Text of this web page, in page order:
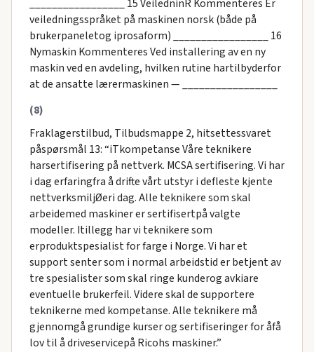
_________________ 15 VeiledninR Kommenteres Er
veiledningsspråket på maskinen norsk (både på
brukerpaneletog iprosaform) _________________ 16
Nymaskin Kommenteres Ved installering av en ny
maskin ved en avdeling, hvilken rutine hartilbyderfor
at de ansatte lærermaskinen — _________________
(8)
Fraklagerstilbud, Tilbudsmappe 2, hitsettessvaret
påspørsmål 13: “iTkompetanse Våre teknikere
harsertifisering på nettverk. MCSA sertifisering. Vi har
i dag erfaringfra å drifte vårt utstyr i defleste kjente
nettverksmiljØeri dag. Alle teknikere som skal
arbeidemed maskiner er sertifisertpå valgte
modeller. Itillegg har vi teknikere som
erproduktspesialist for farge i Norge. Vi har et
support senter som i normal arbeidstid er betjent av
tre spesialister som skal ringe kunderog avkiare
eventuelle brukerfeil. Videre skal de supportere
teknikerne med kompetanse. Alle teknikere må
gjennomgå grundige kurser og sertifiseringer for åfå
lov til å driveservicepå Ricohs maskiner.”